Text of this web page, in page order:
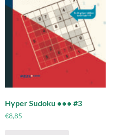
Hyper Sudoku ●●● #3
€8,85